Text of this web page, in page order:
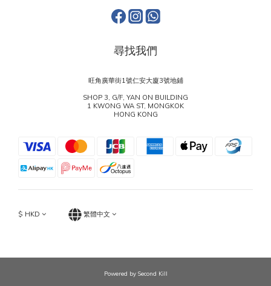
尋找我們
旺角廣華街1號仁安大廈3號地鋪
SHOP 3, G/F, YAN ON BUILDING
1 KWONG WA ST, MONGKOK
HONG KONG
$ HKD 繁體中文
Powered by Second Kill